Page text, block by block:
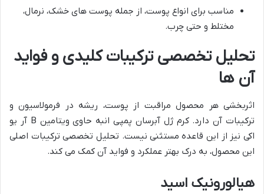
مناسب برای انواع پوست، از جمله پوست های خشک، نرمال،
مختلط و حتی چرب.
تحلیل تخصصی ترکیبات کلیدی و فواید
آن ها
اثربخشی هر محصول مراقبت از پوست، ریشه در فرمولاسیون و
ترکیبات آن دارد. کرم ژل آبرسان پمپی انبه حاوی ویتامین B آر یو
اکی نیز از این قاعده مستثنی نیست. تحلیل تخصصی ترکیبات اصلی
این محصول، به درک بهتر عملکرد و فواید آن کمک می کند.
هیالورونیک اسید